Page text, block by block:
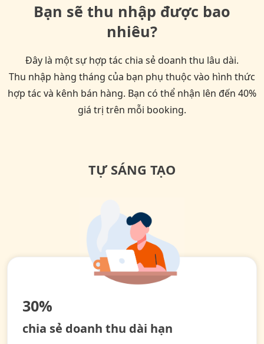
Bạn sẽ thu nhập được bao
nhiêu?
Đây là một sự hợp tác chia sẻ doanh thu lâu dài.
Thu nhập hàng tháng của bạn phụ thuộc vào hình thức
hợp tác và kênh bán hàng. Bạn có thể nhận lên đến 40%
giá trị trên mỗi booking.
TỰ SÁNG TẠO
30%
chia sẻ doanh thu dài hạn